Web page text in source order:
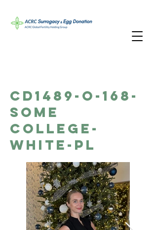
CD1489-O-168-
Some
College-
White-PL